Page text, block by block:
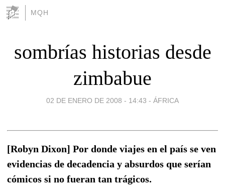
MQH
sombrías historias desde
zimbabue
02 DE ENERO DE 2008 - 14:43 - ÁFRICA
[Robyn Dixon] Por donde viajes en el país se ven
evidencias de decadencia y absurdos que serían
cómicos si no fueran tan trágicos.